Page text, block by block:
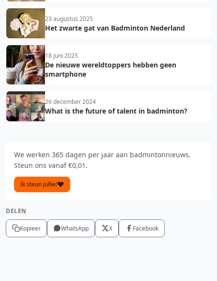
23 augustus 2025
Het zwarte gat van Badminton Nederland
18 juni 2025
De nieuwe wereldtoppers hebben geen
smartphone
26 december 2024
What is the future of talent in badminton?
We werken 365 dagen per jaar aan badmintonnieuws.
Steun ons vanaf €0,01.
Ik steun jullie!
DELEN
Kopieer WhatsApp X Facebook